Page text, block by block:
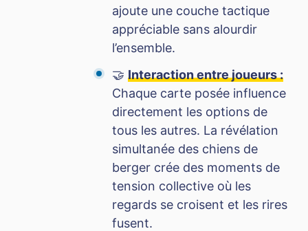
ajoute une couche tactique
appréciable sans alourdir
l’ensemble.
🤝 Interaction entre joueurs :
Chaque carte posée influence
directement les options de
tous les autres. La révélation
simultanée des chiens de
berger crée des moments de
tension collective où les
regards se croisent et les rires
fusent.